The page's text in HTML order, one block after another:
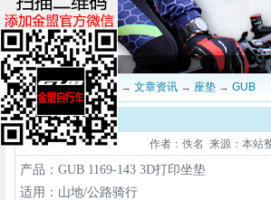
当前位置：深圳金盟 → 文章资讯 → 座垫 → GUB
作者：佚名 来源：本站
产品：GUB 1169-143 3D打印坐垫
适用：山地/公路骑行